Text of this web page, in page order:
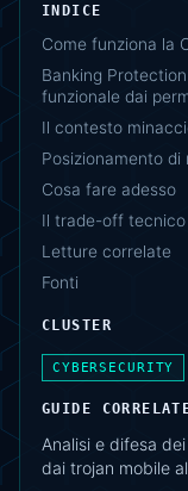
INDICE
Come funziona la
Banking
funzionale dai
Il contesto
Posizionamento
Cosa fare adesso
Il trade-off tecnico
Letture correlate
Fonti
CLUSTER
CYBERSECURITY
GUIDE
Analisi e difesa
dai trojan mobile